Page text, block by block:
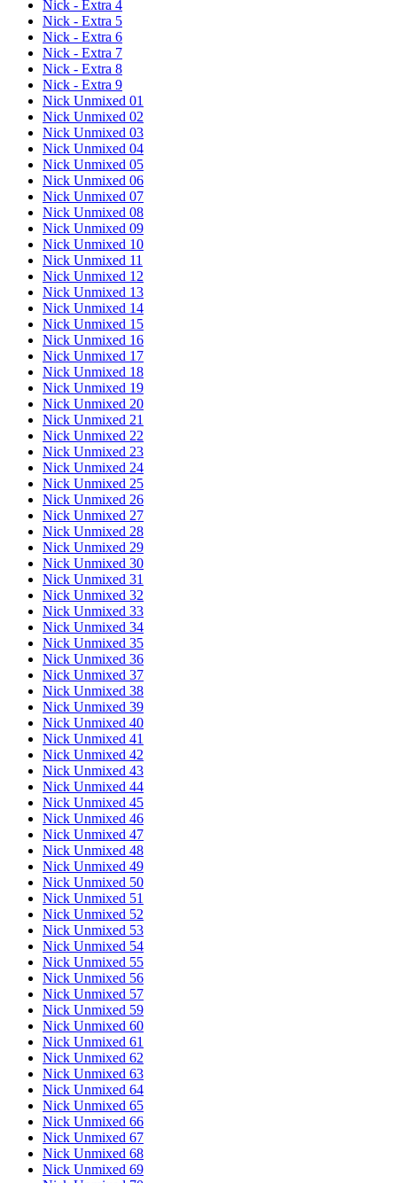
Nick - Extra 4
Nick - Extra 5
Nick - Extra 6
Nick - Extra 7
Nick - Extra 8
Nick - Extra 9
Nick Unmixed 01
Nick Unmixed 02
Nick Unmixed 03
Nick Unmixed 04
Nick Unmixed 05
Nick Unmixed 06
Nick Unmixed 07
Nick Unmixed 08
Nick Unmixed 09
Nick Unmixed 10
Nick Unmixed 11
Nick Unmixed 12
Nick Unmixed 13
Nick Unmixed 14
Nick Unmixed 15
Nick Unmixed 16
Nick Unmixed 17
Nick Unmixed 18
Nick Unmixed 19
Nick Unmixed 20
Nick Unmixed 21
Nick Unmixed 22
Nick Unmixed 23
Nick Unmixed 24
Nick Unmixed 25
Nick Unmixed 26
Nick Unmixed 27
Nick Unmixed 28
Nick Unmixed 29
Nick Unmixed 30
Nick Unmixed 31
Nick Unmixed 32
Nick Unmixed 33
Nick Unmixed 34
Nick Unmixed 35
Nick Unmixed 36
Nick Unmixed 37
Nick Unmixed 38
Nick Unmixed 39
Nick Unmixed 40
Nick Unmixed 41
Nick Unmixed 42
Nick Unmixed 43
Nick Unmixed 44
Nick Unmixed 45
Nick Unmixed 46
Nick Unmixed 47
Nick Unmixed 48
Nick Unmixed 49
Nick Unmixed 50
Nick Unmixed 51
Nick Unmixed 52
Nick Unmixed 53
Nick Unmixed 54
Nick Unmixed 55
Nick Unmixed 56
Nick Unmixed 57
Nick Unmixed 59
Nick Unmixed 60
Nick Unmixed 61
Nick Unmixed 62
Nick Unmixed 63
Nick Unmixed 64
Nick Unmixed 65
Nick Unmixed 66
Nick Unmixed 67
Nick Unmixed 68
Nick Unmixed 69